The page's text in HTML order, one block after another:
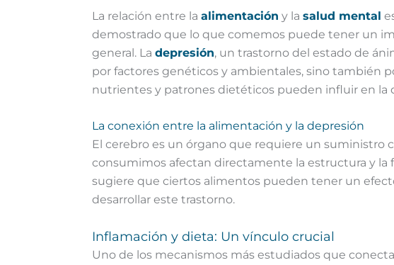
La relación entre la alimentación y la salud mental
demostrado que lo que comemos puede tener un
general. La depresión, un trastorno del estado de
por factores genéticos y ambientales, sino también
nutrientes y patrones dietéticos pueden influir en la
La conexión entre la alimentación y la depresión
El cerebro es un órgano que requiere un
consumimos afectan directamente la estructura y la
sugiere que ciertos alimentos pueden tener un
desarrollar este trastorno.
Inflamación y dieta: Un vínculo crucial
Uno de los mecanismos más estudiados que